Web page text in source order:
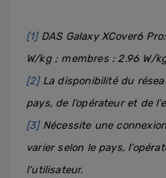
[1] DAS Galaxy XCover6
W/kg ; membres : 2.96 W/
[2] La disponibilité du
pays, de l’opérateur et de
[3] Nécessite une
varier selon le pays,
l’utilisateur.